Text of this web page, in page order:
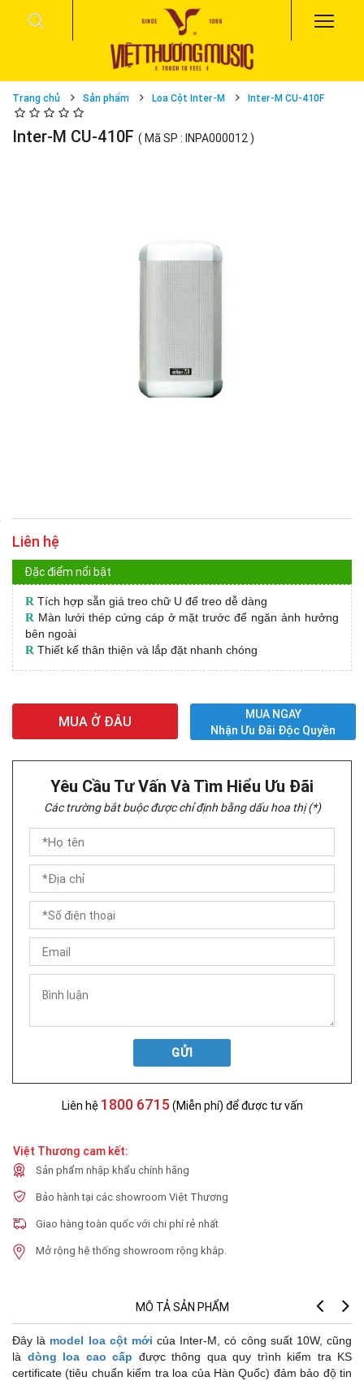
Trang chủ Sản phẩm Loa Cột Inter-M Inter-M CU-410F
Inter-M CU-410F ( Mã SP : INPA000012 )
Liên hệ
Đặc điểm nổi bật
R Tích hợp sẵn giá treo chữ U để treo dễ dàng
R Màn lưới thép cứng cáp ở mặt trước để ngăn ảnh hưởng
bên ngoài
R Thiết kế thân thiện và lắp đặt nhanh chóng
MUA Ở ĐÂU
MUA NGAY
Nhận Ưu Đãi Độc Quyền
Yêu Cầu Tư Vấn Và Tìm Hiểu Ưu Đãi
Các trường bắt buộc được chỉ định bằng dấu hoa thị (*)
GỬI
Liên hệ 1800 6715 (Miễn phí) để được tư vấn
Việt Thương cam kết:
Sản phẩm nhập khẩu chính hãng
Bảo hành tại các showroom Việt Thương
Giao hàng toàn quốc với chi phí rẻ nhất
Mở rộng hệ thống showroom rộng khắp.
MÔ TẢ SẢN PHẨM
Đây là model loa cột mới của Inter-M, có công suất 10W, cũng
là dòng loa cao cấp được thông qua quy trình kiểm tra KS
certificate (tiêu chuẩn kiểm tra loa của Hàn Quốc) đảm bảo độ tin